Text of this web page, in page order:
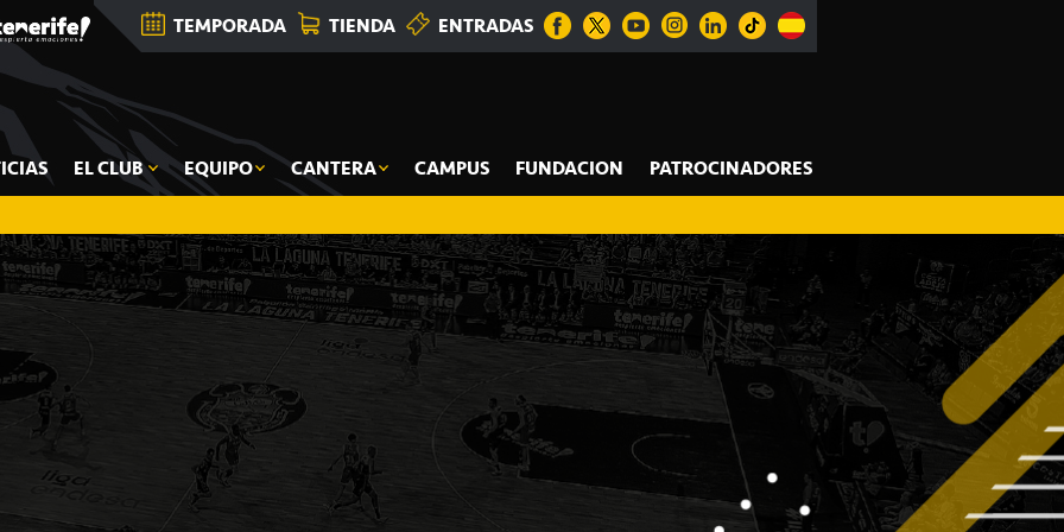
TEMPORADA TIENDA ENTRADAS
EL CLUB EQUIPO CANTERA CAMPUS FUNDACION PATROCINADORES